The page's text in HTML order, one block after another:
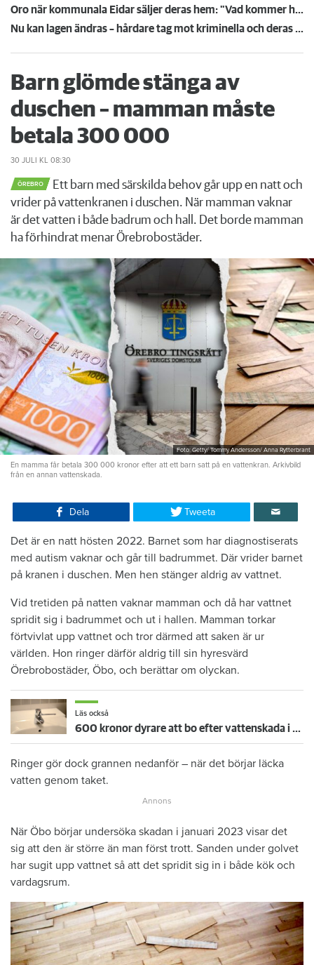
Oro när kommunala Eidar säljer deras hem: "Vad kommer hända med hyran?"
Nu kan lagen ändras – hårdare tag mot kriminella och deras föräldrar
Barn glömde stänga av
duschen – mamman måste
betala 300 000
30 JULI KL 08:30
ÖREBRO
Ett barn med särskilda behov går upp en natt och
vrider på vattenkranen i duschen. När mamman vaknar
är det vatten i både badrum och hall. Det borde mamman
ha förhindrat menar Örebrobostäder.
Foto: Getty/ Tommy Andersson/ Anna Rytterbrant
En mamma får betala 300 000 kronor efter att ett barn satt på en vattenkran. Arkivbild
från en annan vattenskada.
Dela Tweeta
Det är en natt hösten 2022. Barnet som har diagnostiserats
med autism vaknar och går till badrummet. Där vrider barnet
på kranen i duschen. Men hen stänger aldrig av vattnet.
Vid tretiden på natten vaknar mamman och då har vattnet
spridit sig i badrummet och ut i hallen. Mamman torkar
förtvivlat upp vattnet och tror därmed att saken är ur
världen. Hon ringer därför aldrig till sin hyresvärd
Örebrobostäder, Öbo, och berättar om olyckan.
Läs också
600 kronor dyrare att bo efter vattenskada i Varberg
Ringer gör dock grannen nedanför – när det börjar läcka
vatten genom taket.
När Öbo börjar undersöka skadan i januari 2023 visar det
sig att den är större än man först trott. Sanden under golvet
har sugit upp vattnet så att det spridit sig in i både kök och
vardagsrum.